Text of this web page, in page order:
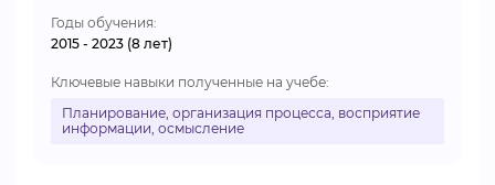
Годы обучения:
2015 - 2023 (8 лет)
Ключевые навыки полученные на учебе:
Планирование, организация процесса, восприятие
информации, осмысление